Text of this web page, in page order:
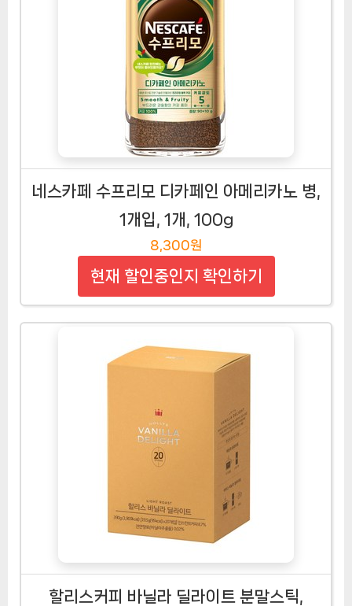
네스카페 수프리모 디카페인 아메리카노 병,
1개입, 1개, 100g
8,300원
현재 할인중인지 확인하기
할리스커피 바닐라 딜라이트 분말스틱,